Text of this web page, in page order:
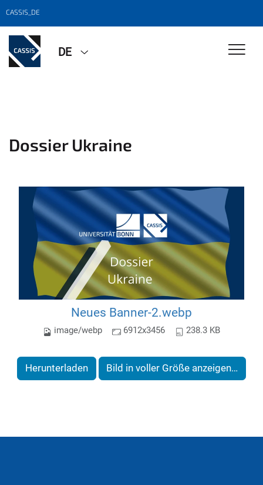
CASSIS_DE
DE
Dossier Ukraine
Neues Banner-2.webp
image/webp 6912x3456 238.3 KB
Herunterladen Bild in voller Größe anzeigen…